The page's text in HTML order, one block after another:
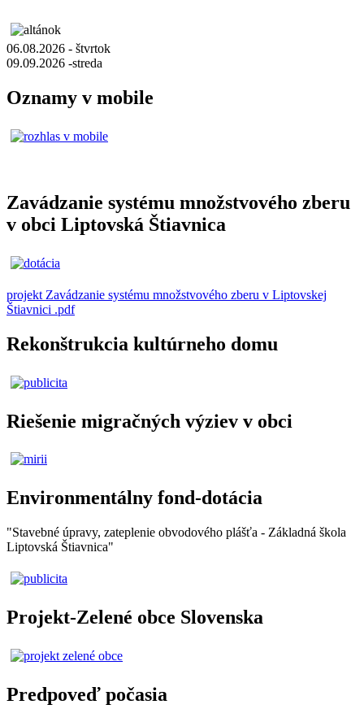
06.08.2026 - štvrtok
09.09.2026 -streda
Oznamy v mobile
Zavádzanie systému množstvového zberu
v obci Liptovská Štiavnica
projekt Zavádzanie systému množstvového zberu v Liptovskej
Štiavnici .pdf
Rekonštrukcia kultúrneho domu
Riešenie migračných výziev v obci
Environmentálny fond-dotácia
"Stavebné úpravy, zateplenie obvodového plášťa - Základná škola
Liptovská Štiavnica"
Projekt-Zelené obce Slovenska
Predpoveď počasia